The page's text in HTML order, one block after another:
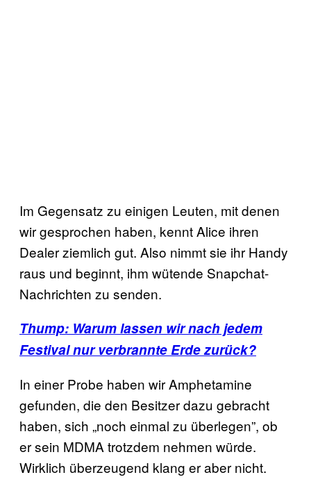
Im Gegensatz zu einigen Leuten, mit denen
wir gesprochen haben, kennt Alice ihren
Dealer ziemlich gut. Also nimmt sie ihr Handy
raus und beginnt, ihm wütende Snapchat-
Nachrichten zu senden.
Thump: Warum lassen wir nach jedem
Festival nur verbrannte Erde zurück?
In einer Probe haben wir Amphetamine
gefunden, die den Besitzer dazu gebracht
haben, sich „noch einmal zu überlegen”, ob
er sein MDMA trotzdem nehmen würde.
Wirklich überzeugend klang er aber nicht.